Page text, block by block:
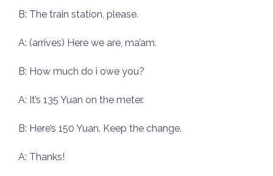
B: The train station, please.
A: (arrives) Here we are, ma’am.
B: How much do i owe you?
A: It’s 135 Yuan on the meter.
B: Here’s 150 Yuan. Keep the change.
A: Thanks!